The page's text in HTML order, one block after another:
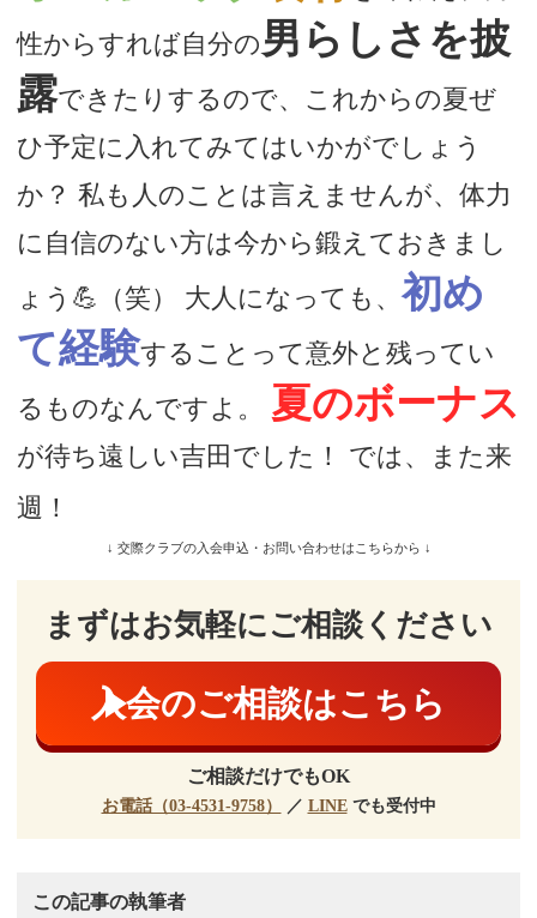
性からすれば自分の 男らしさを披
露できたりするので、これからの夏ぜ
ひ予定に入れてみてはいかがでしょう
か？ 私も人のことは言えませんが、体力
に自信のない方は今から鍛えておきまし
ょう💪（笑） 大人になっても、初め
て経験することって意外と残ってい
るものなんですよ。 夏のボーナス
が待ち遠しい吉田でした！ では、また来
週！
↓ 交際クラブの入会申込・お問い合わせはこちらから ↓
まずはお気軽にご相談ください
入会のご相談はこちら
ご相談だけでもOK
お電話（03-4531-9758） ／ LINEでも受付中
この記事の執筆者